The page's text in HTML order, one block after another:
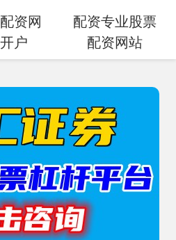
资网
户
配资专业股票
配资网站